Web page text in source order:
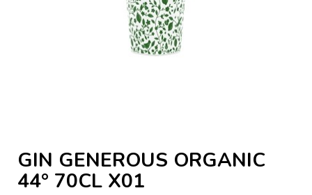
GIN GENEROUS ORGANIC
44° 70CL X01